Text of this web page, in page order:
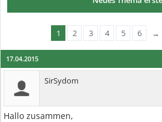
1 2 3 4 5 6 →
17.04.2015
SirSydom
Hallo zusammen,